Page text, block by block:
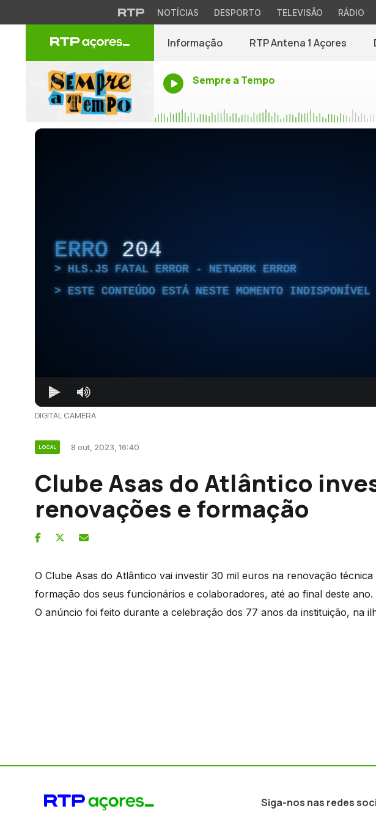
NOTÍCIAS DESPORTO TELEVISÃO RÁDIO
Informação RTP Antena 1 Açores
Sempre a Tempo
ERRO 204
HLS.JS FATAL ERROR - NETWORK ERROR
ESTE CONTEÚDO ESTÁ NESTE MOMENTO INDISPONÍVEL
DIGITAL CAMERA
LOCAL 8 out, 2023, 16:40
Clube Asas do Atlântico
renovações e formação
O Clube Asas do Atlântico vai investir 30 mil euros na renovação
formação dos seus funcionários e colaboradores, até ao final deste ano.
O anúncio foi feito durante a celebração dos 77 anos da instituição, na
Siga-nos nas redes